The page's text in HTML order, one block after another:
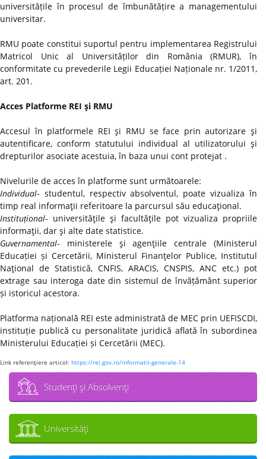
universitățile în procesul de îmbunătățire a managementului
universitar.
RMU poate constitui suportul pentru implementarea Registrului
Matricol Unic al Universităților din România (RMUR), în
conformitate cu prevederile Legii Educației Naționale nr. 1/2011,
art. 201.
Acces Platforme REI şi RMU
Accesul în platformele REI şi RMU se face prin autorizare şi
autentificare, conform statutului individual al utilizatorului şi
drepturilor asociate acestuia, în baza unui cont protejat .
Nivelurile de acces în platforme sunt următoarele:
Individual- studentul, respectiv absolventul, poate vizualiza în
timp real informaţii referitoare la parcursul său educaţional.
Instituțional- universităţile şi facultăţile pot vizualiza propriile
informaţii, dar şi alte date statistice.
Guvernamental- ministerele şi agenţiile centrale (Ministerul
Educației și Cercetării, Ministerul Finanţelor Publice, Institutul
Naţional de Statistică, CNFIS, ARACIS, CNSPIS, ANC etc.) pot
extrage sau interoga date din sistemul de învățământ superior
și istoricul acestora.
Platforma națională REI este administrată de MEC prin UEFISCDI,
instituție publică cu personalitate juridică aflată în subordinea
Ministerului Educației și Cercetării (MEC).
Link referenţiere articol: https://rei.gov.ro/informatii-generale-14
Studenţi şi Absolvenţi
Universităţi